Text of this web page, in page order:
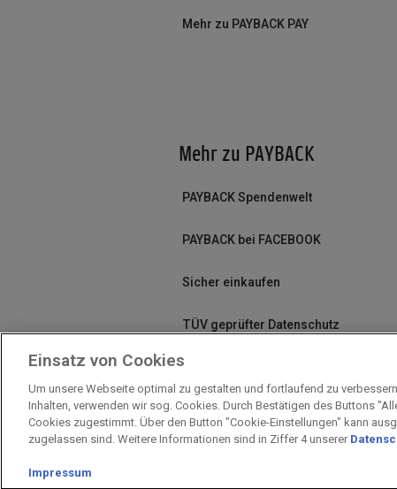
Mehr zu PAYBACK PAY
Mehr zu PAYBACK
PAYBACK Spendenwelt
PAYBACK bei FACEBOOK
Sicher einkaufen
TÜV geprüfter Datenschutz
Impressum Unternehmen Arbeiten
Einsatz von Cookies
Um unsere Webseite optimal zu gestalten und fortlaufend zu
Inhalten, verwenden wir sog. Cookies. Durch Bestätigen des Buttons
Cookies zugestimmt. Über den Button "Cookie-Einstellungen" kann
zugelassen sind. Weitere Informationen sind in Ziffer 4 unserer
Impressum